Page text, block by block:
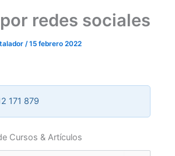
redes sociales
/15 febrero 2022
171 879
Cursos & Artículos